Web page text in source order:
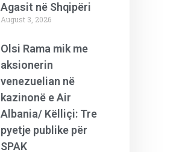
Agasit në Shqipëri
August 3, 2026
Olsi Rama mik me
aksionerin
venezuelian në
kazinonë e Air
Albania/ Këlliçi: Tre
pyetje publike për
SPAK